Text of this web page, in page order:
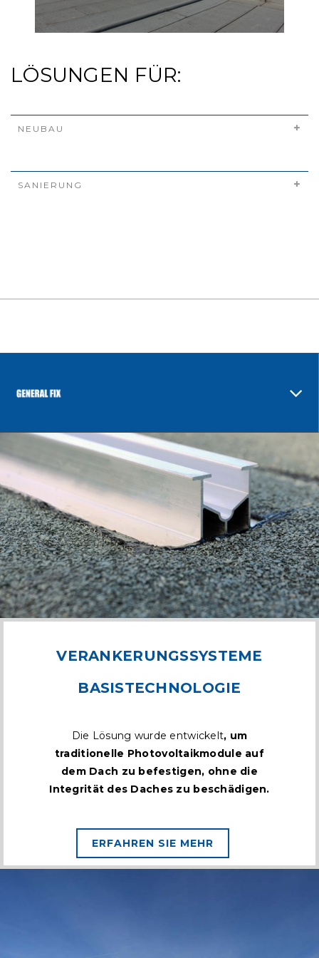
LÖSUNGEN FÜR:
NEUBAU
SANIERUNG
VERANKERUNGSSYSTEME
BASISTECHNOLOGIE
Die Lösung wurde entwickelt, um
traditionelle Photovoltaikmodule auf
dem Dach zu befestigen, ohne die
Integrität des Daches zu beschädigen.
ERFAHREN SIE MEHR